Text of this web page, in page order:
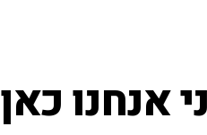
אנחנו כאן